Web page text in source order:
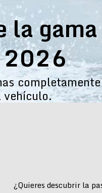
la
2026
vehículo.
¿Quieres descubrir la